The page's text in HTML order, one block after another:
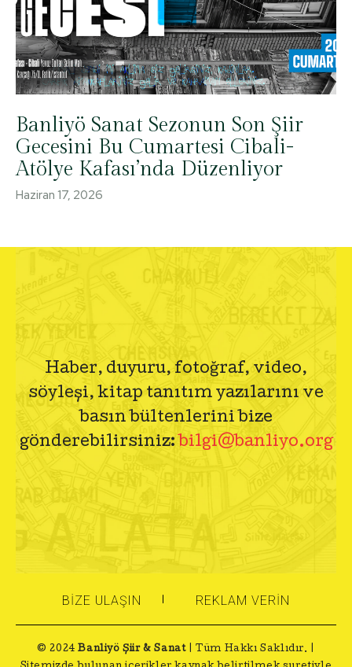
Banliyö Sanat Sezonun Son Şiir
Gecesini Bu Cumartesi Cibali-
Atölye Kafası’nda Düzenliyor
Haziran 17, 2026
Haber, duyuru, fotoğraf, video,
söyleşi, kitap tanıtım yazılarını ve
basın bültenlerini bize
gönderebilirsiniz: bilgi@banliyo.org
BIZE ULAŞIN REKLAM VERIN
© 2024Banliyö Şiir & Sanat
| Tüm Hakkı Saklıdır. |